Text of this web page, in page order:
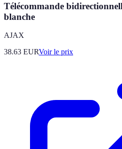
Télécommande
blanche
AJAX
38.63 EURVoir le prix